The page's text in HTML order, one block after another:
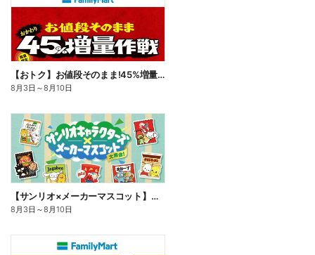
【おトク】お値段そのまま!45%増量作戦!
8月3日 ～8月10日
【サンリオ×メーカーマスコット】オリジナルグッズ貰える!
8月3日 ～8月10日